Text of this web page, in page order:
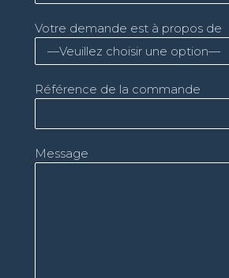
Votre demande est à propos de
Référence de la commande
Message